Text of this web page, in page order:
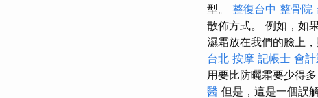
型。 整復台中 整骨院
散佈方式。 例如，如
濕霜放在我們的臉上
台北 按摩 記帳士 會
用要比防曬霜要少得
醫 但是，這是一個誤